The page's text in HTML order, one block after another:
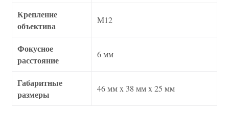
Крепление
объектива
M12
Фокусное
расстояние
6 мм
Габаритные
размеры
46 мм x 38 мм x 25 мм